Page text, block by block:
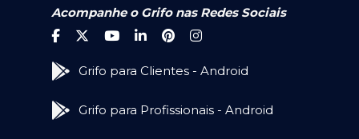
Acompanhe o Grifo nas Redes Sociais
Grifo para Clientes - Android
Grifo para Profissionais - Android